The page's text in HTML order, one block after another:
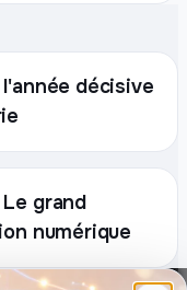
décisive
grand
numérique